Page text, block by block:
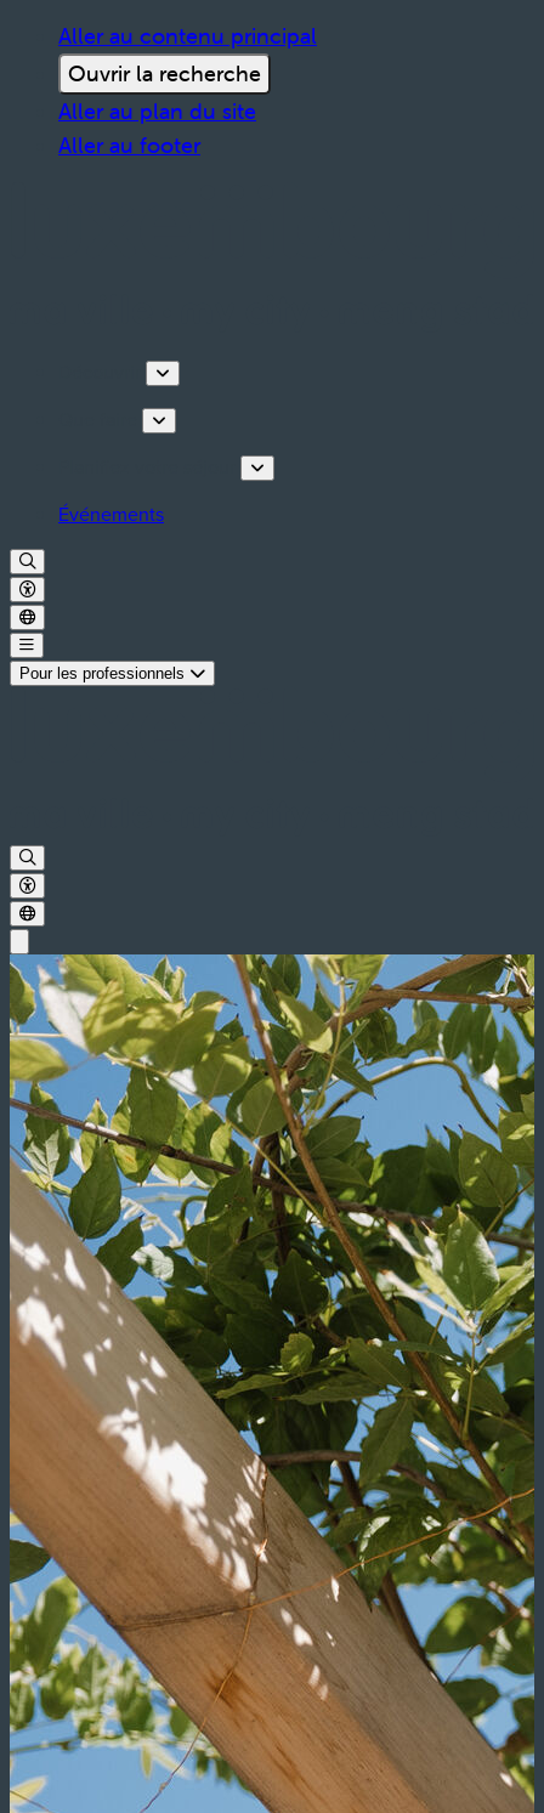
Aller au contenu principal
Ouvrir la recherche
Aller au plan du site
Aller au footer
Événements
Pour les professionnels